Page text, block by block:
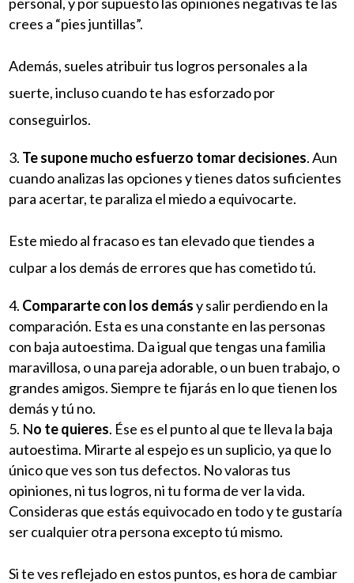
crees a “pies juntillas”.
Además, sueles atribuir tus logros personales a la
suerte, incluso cuando te has esforzado por
conseguirlos.
Te supone mucho esfuerzo tomar decisiones. Aun
cuando analizas las opciones y tienes datos suficientes
para acertar, te paraliza el miedo a equivocarte.
Este miedo al fracaso es tan elevado que tiendes a
culpar a los demás de errores que has cometido tú.
Compararte con los demásy salir perdiendo en la
comparación. Esta es una constante en las personas
con baja autoestima. Da igual que tengas una familia
maravillosa, o una pareja adorable, o un buen trabajo, o
grandes amigos. Siempre te fijarás en lo que tienen los
demás y tú no.
No te quieres. Ése es el punto al que te lleva la baja
autoestima. Mirarte al espejo es un suplicio, ya que lo
único que ves son tus defectos. No valoras tus
opiniones, ni tus logros, ni tu forma de ver la vida.
Consideras que estás equivocado en todo y te gustaría
ser cualquier otra persona excepto tú mismo.
Si te ves reflejado en estos puntos, es hora de cambiar